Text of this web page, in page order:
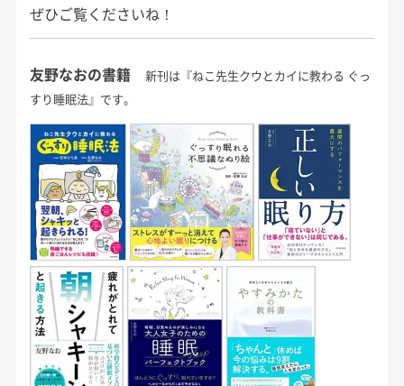
ぜひご覧くださいね！
友野なおの書籍
新刊は『ねこ先生クウとカイに教わる ぐっ
すり睡眠法』です。